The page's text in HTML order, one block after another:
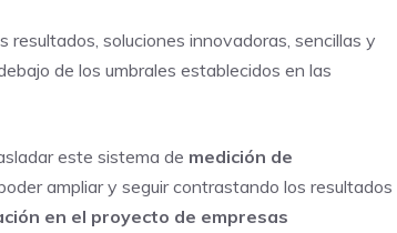
soluciones innovadoras, sencillas y
de los umbrales establecidos en las
este sistema de medición de
poder ampliar y seguir contrastando los resultados
en el proyecto de empresas